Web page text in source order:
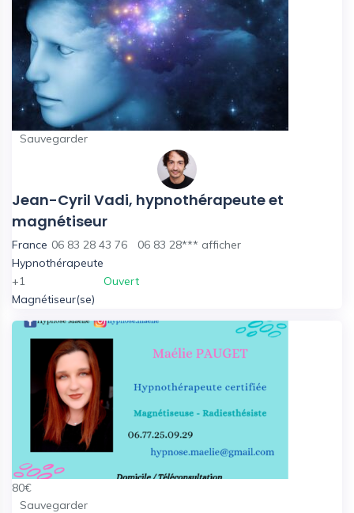
Sauvegarder
Jean-Cyril Vadi, hypnothérapeute et
magnétiseur
France 06 83 28 43 76 06 83 28*** afficher
Hypnothérapeute
+1
Magnétiseur(se)
Ouvert
80€
Sauvegarder